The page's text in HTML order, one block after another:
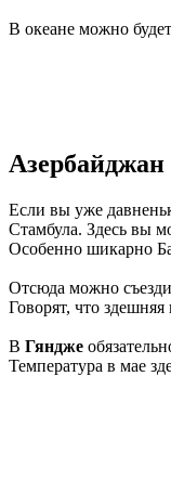
В океане можно
Азербайджан
Если вы уже
Стамбула. Здесь вы
Особенно шикарно
Отсюда можно
Говорят, что
В Гяндже
Температура в мае